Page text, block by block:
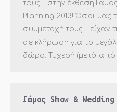
τους .. στην έκθεση
Planning 2013! Όσοι μας
συμμετοχή τους .. είχαν
σε κλήρωση για το
δώρο. Τυχερή (μετά
Γάμος Show &